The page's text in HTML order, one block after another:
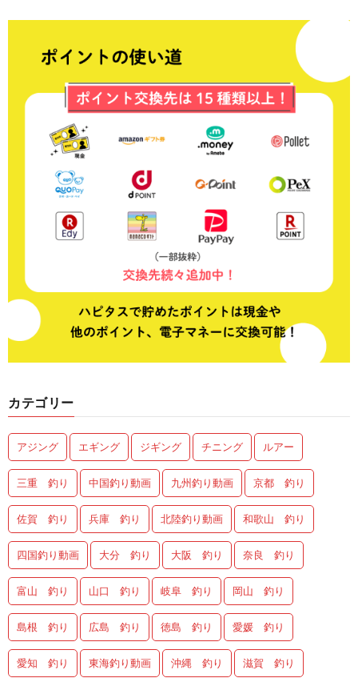
カテゴリー
アジング エギング ジギング チニング ルアー
三重 釣り 中国釣り動画 九州釣り動画 京都 釣り
佐賀 釣り 兵庫 釣り 北陸釣り動画 和歌山 釣り
四国釣り動画 大分 釣り 大阪 釣り 奈良 釣り
富山 釣り 山口 釣り 岐阜 釣り 岡山 釣り
島根 釣り 広島 釣り 徳島 釣り 愛媛 釣り
愛知 釣り 東海釣り動画 沖縄 釣り 滋賀 釣り